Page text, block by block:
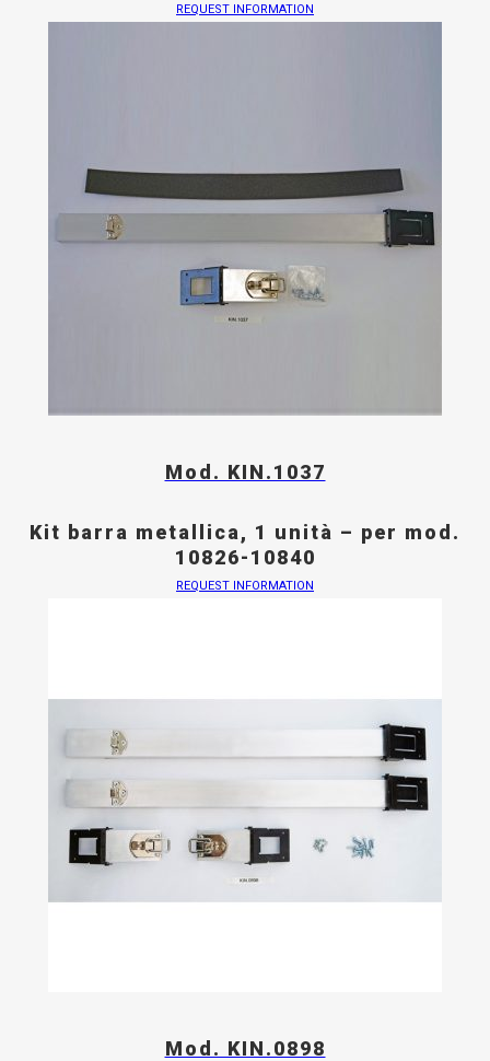
REQUEST INFORMATION
Mod. KIN.1037
Kit barra metallica, 1 unità – per mod.
10826-10840
REQUEST INFORMATION
Mod. KIN.0898